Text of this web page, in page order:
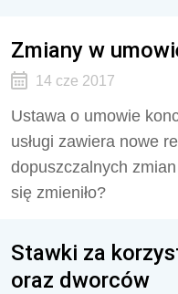
Zmiany w
14 cze 2017
Ustawa o umowie
usługi zawiera nowe
dopuszczalnych
się zmieniło?
Stawki za
oraz dworców